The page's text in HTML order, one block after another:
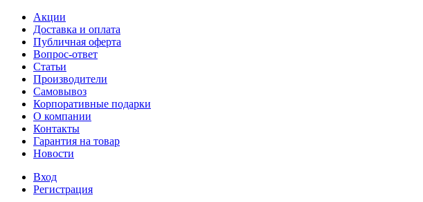
Акции
Доставка и оплата
Публичная оферта
Вопрос-ответ
Статьи
Производители
Самовывоз
Корпоративные подарки
О компании
Контакты
Гарантия на товар
Новости
Вход
Регистрация